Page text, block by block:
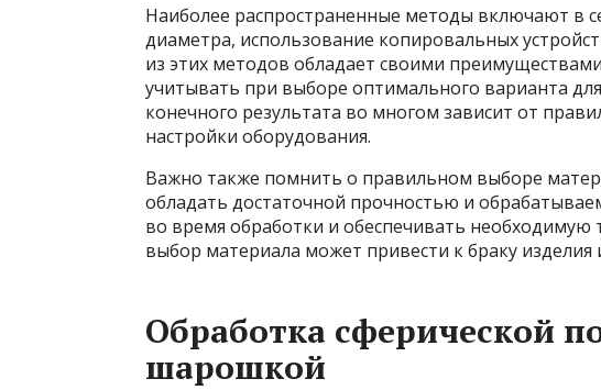
Наиболее распространенные методы включают в
диаметра, использование копировальных
из этих методов обладает своими
учитывать при выборе оптимального варианта
конечного результата во многом зависит от
настройки оборудования.
Важно также помнить о правильном выборе
обладать достаточной прочностью и
во время обработки и обеспечивать
выбор материала может привести к браку изделия
Обработка сферической
шарошкой